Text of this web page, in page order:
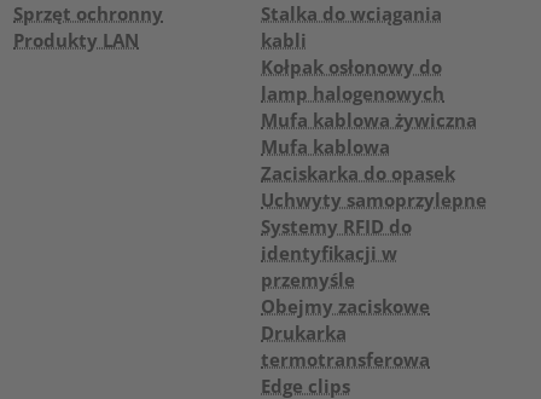
Sprzęt ochronny
Produkty LAN
Stalka do wciągania
kabli
Kołpak osłonowy do
lamp halogenowych
Mufa kablowa żywiczna
Mufa kablowa
Zaciskarka do opasek
Uchwyty samoprzylepne
Systemy RFID do
identyfikacji w
przemyśle
Obejmy zaciskowe
Drukarka
termotransferowa
Edge clips